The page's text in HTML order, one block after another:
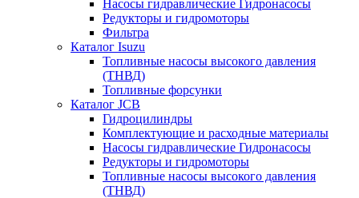
Насосы гидравлические Гидронасосы
Редукторы и гидромоторы
Фильтра
Каталог Isuzu
Топливные насосы высокого давления
(ТНВД)
Топливные форсунки
Каталог JCB
Гидроцилиндры
Комплектующие и расходные материалы
Насосы гидравлические Гидронасосы
Редукторы и гидромоторы
Топливные насосы высокого давления
(ТНВД)